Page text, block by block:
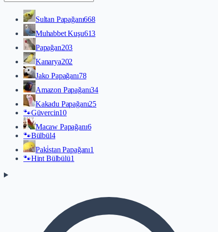
Sultan Papağanı668
Muhabbet Kuşu613
Papağan203
Kanarya202
Jako Papağanı78
Amazon Papağanı34
Kakadu Papağanı25
🐾Güvercin10
Macaw Papağanı6
🐾Bülbül4
Paki̇stan Papağanı1
🐾Hint Bülbülü1